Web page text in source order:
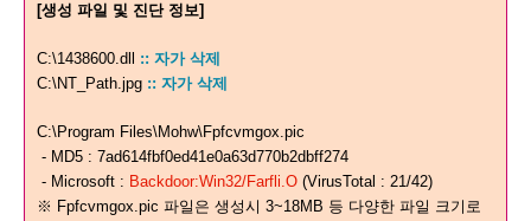
[생성 파일 및 진단 정보]
C:\1438600.dll :: 자가 삭제
C:\NT_Path.jpg :: 자가 삭제
C:\Program Files\Mohw\Fpfcvmgox.pic
- MD5 : 7ad614fbf0ed41e0a63d770b2dbff274
- Microsoft : Backdoor:Win32/Farfli.O (VirusTotal : 21/42)
※ Fpfcvmgox.pic 파일은 생성시 3~18MB 등 다양한 파일 크기로